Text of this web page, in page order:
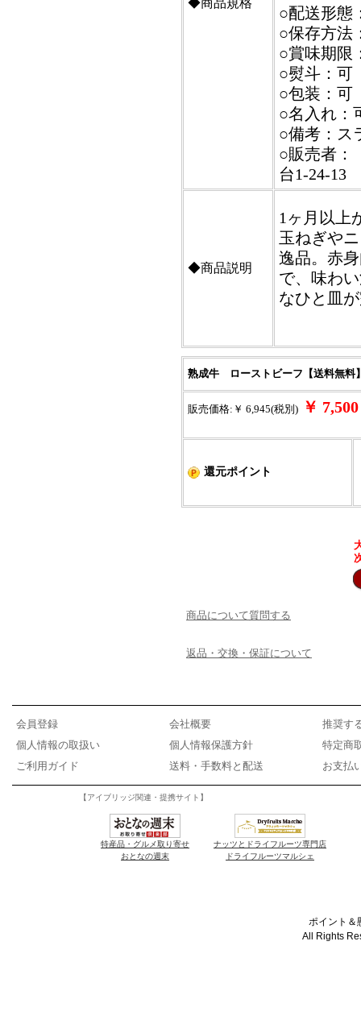
◆商品規格
○配送形態
○保存方法
○賞味期
○熨斗：可
○包装：可
○名入れ：
○備考：ス
○販売者：
台1-24-13
◆商品説明
1ヶ月以上
玉ねぎや
逸品。赤
で、味わ
なひと皿
熟成牛 ローストビーフ【送料無料
販売価格:￥ 6,945(税別) ￥
還元ポイント
商品について質問する
返品・交換・保証について
会員登録 会社概要
推奨す
個人情報の取扱い
個人情報保護方針
特定商
ご利用ガイド
送料・手数料と配送 お支払
【アイブリッジ関連・提携サイト】
特産品・グルメ取り寄せ
おとなの週末
ナッツとドライフルーツ専門店
ドライフルーツマルシェ
ポイント＆
All Rights